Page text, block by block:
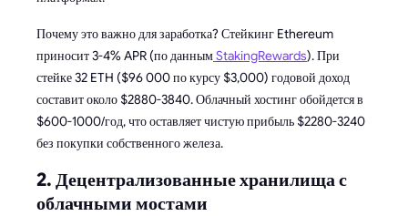
Почему это важно для заработка? Стейкинг Ethereum
приносит 3-4% APR (по даннымStakingRewards). При
стейке 32 ETH ($96 000 по курсу $3,000) годовой доход
составит около $2880-3840. Облачный хостинг обойдется в
$600-1000/год, что оставляет чистую прибыль $2280-3240
без покупки собственного железа.
2. Децентрализованные хранилища с
облачными мостами